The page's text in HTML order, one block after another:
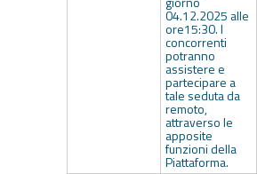
04.12.2025 alle
ore15:30. I
concorrenti
potranno
assistere e
partecipare a
tale seduta da
remoto,
attraverso le
apposite
funzioni della
Piattaforma.